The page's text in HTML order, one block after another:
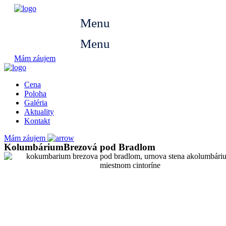
Preskočiť
Menu
Menu
Mám záujem
Cena
Poloha
Galéria
Aktuality
Kontakt
Mám záujem
KolumbáriumBrezová pod Bradlom